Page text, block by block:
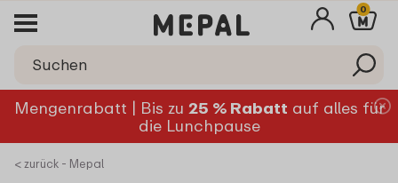
0
Mengenrabatt | Bis zu 25 % Rabatt auf alles für
die Lunchpause
< zurück - Mepal